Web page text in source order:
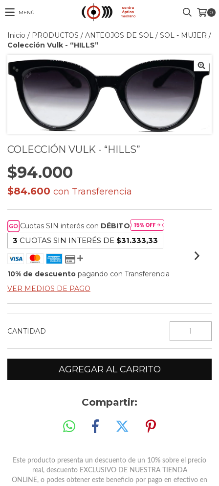
MENÚ 0
Inicio / PRODUCTOS / ANTEOJOS DE SOL / SOL - MUJER /
Colección Vulk - “HILLS”
COLECCIÓN VULK - “HILLS”
$94.000
$84.600 con Transferencia
Cuotas SIN interés con DÉBITO
3 CUOTAS SIN INTERÉS DE $31.333,33
10% de descuento pagando con Transferencia
VER MEDIOS DE PAGO
CANTIDAD
Compartir:
Este producto presenta un descuento de un 10% sobre el precio
real, descuento EXCLUSIVO DE NUESTRA TIENDA
ONLINE, o podes obtener este beneficio por pago en efectivo en